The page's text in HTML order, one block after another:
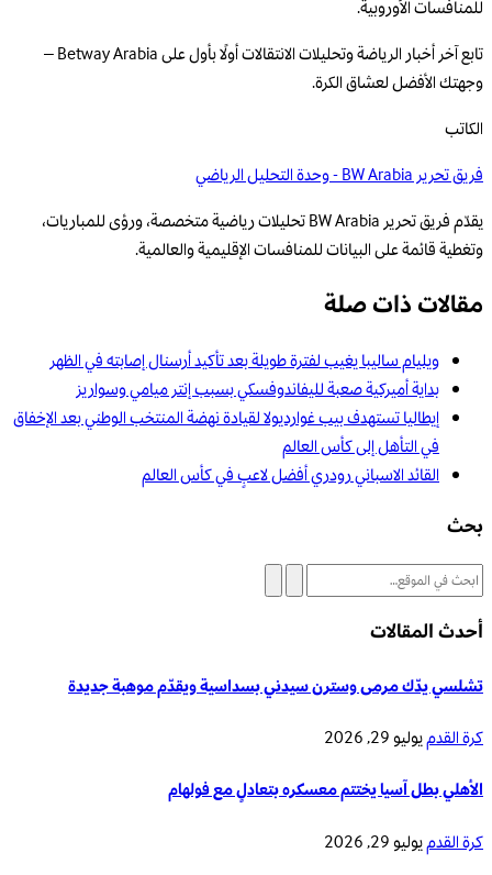
للمنافسات الأوروبية.
تابع آخر أخبار الرياضة وتحليلات الانتقالات أولًا بأول على Betway Arabia –
وجهتك الأفضل لعشاق الكرة.
الكاتب
فريق تحرير BW Arabia - وحدة التحليل الرياضي
يقدّم فريق تحرير BW Arabia تحليلات رياضية متخصصة، ورؤى للمباريات،
وتغطية قائمة على البيانات للمنافسات الإقليمية والعالمية.
مقالات ذات صلة
ويليام ساليبا يغيب لفترة طويلة بعد تأكيد أرسنال إصابته في الظهر
بداية أميركية صعبة لليفاندوفسكي بسبب إنتر ميامي وسواريز
إيطاليا تستهدف بيب غوارديولا لقيادة نهضة المنتخب الوطني بعد الإخفاق
في التأهل إلى كأس العالم
القائد الاسباني رودري أفضل لاعبٍ في كأس العالم
بحث
أحدث المقالات
تشلسي يدّك مرمى وسترن سيدني بسداسية ويقدّم موهبة جديدة
كرة القدميوليو 29, 2026
الأهلي بطل آسيا يختتم معسكره بتعادلٍ مع فولهام
كرة القدميوليو 29, 2026